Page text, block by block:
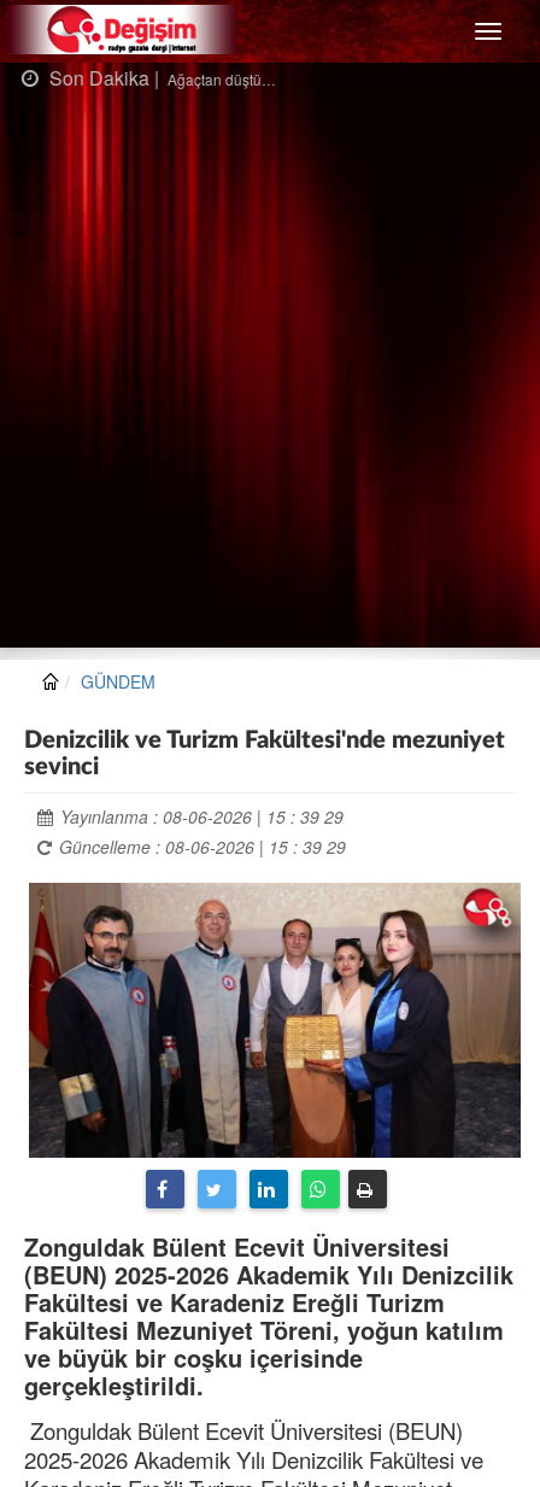
Menü
Son Dakika | Ağaçtan düştü…
GÜNDEM
Denizcilik ve Turizm Fakültesi'nde mezuniyet
sevinci
Yayınlanma : 08-06-2026 | 15 : 39 29
Güncelleme : 08-06-2026 | 15 : 39 29
Zonguldak Bülent Ecevit Üniversitesi
(BEUN) 2025-2026 Akademik Yılı Denizcilik
Fakültesi ve Karadeniz Ereğli Turizm
Fakültesi Mezuniyet Töreni, yoğun katılım
ve büyük bir coşku içerisinde
gerçekleştirildi.
Zonguldak Bülent Ecevit Üniversitesi (BEUN)
2025-2026 Akademik Yılı Denizcilik Fakültesi ve